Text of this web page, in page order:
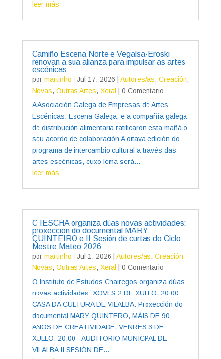
leer más
Camiño Escena Norte e Vegalsa-Eroski
renovan a súa alianza para impulsar as artes
escénicas
por martinho Jul 17, 2026 Autores/as, Creación,
Novas, Outras Artes, Xeral
| 0 Comentario
A Asociación Galega de Empresas de Artes
Escénicas, Escena Galega, e a compañía galega
de distribución alimentaria ratificaron esta mañá o
seu acordo de colaboración A oitava edición do
programa de intercambio cultural a través das
artes escénicas, cuxo lema será...
leer más
O IESCHA organiza dúas novas actividades:
proxección do documental MARY
QUINTEIRO e II Sesión de curtas do Ciclo
Mestre Mateo 2026
por martinho Jul 1, 2026 Autores/as, Creación,
Novas, Outras Artes, Xeral
| 0 Comentario
O Instituto de Estudos Chairegos organiza dúas
novas actividades: XOVES 2 DE XULLO, 20:00 -
CASA DA CULTURA DE VILALBA: Proxección do
documental MARY QUINTERO, MÁIS DE 90
ANOS DE CREATIVIDADE. VENRES 3 DE
XULLO: 20:00 - AUDITORIO MUNICPAL DE
VILALBA II SESIÓN DE...